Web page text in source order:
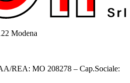
Modena
REA: MO 208278 – Cap.Sociale: